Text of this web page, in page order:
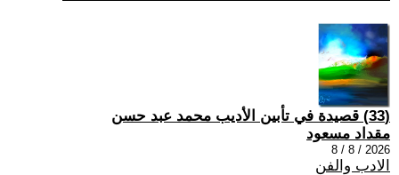
(33) قصيدة في تأبين الأديب محمد عبد حسن
مقداد مسعود
2026 / 8 / 8
الادب والفن